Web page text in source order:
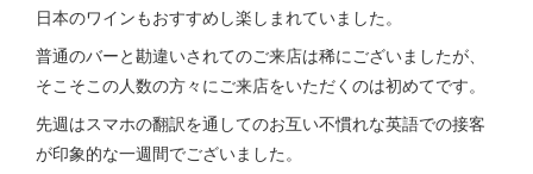
日本のワインもおすすめし楽しまれていました。
普通のバーと勘違いされてのご来店は稀にございましたが、
そこそこの人数の方々にご来店をいただくのは初めてです。
先週はスマホの翻訳を通してのお互い不慣れな英語での接客
が印象的な一週間でございました。